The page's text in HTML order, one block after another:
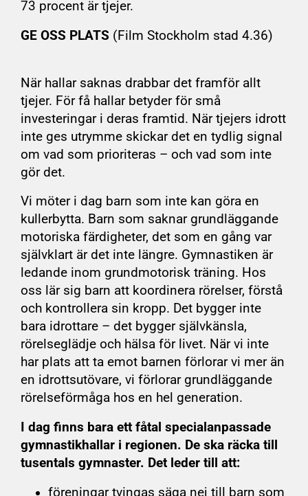
73 procent är tjejer.
GE OSS PLATS (Film Stockholm stad 4.36)
När hallar saknas drabbar det framför allt
tjejer. För få hallar betyder för små
investeringar i deras framtid. När tjejers idrott
inte ges utrymme skickar det en tydlig signal
om vad som prioriteras – och vad som inte
gör det.
Vi möter i dag barn som inte kan göra en
kullerbytta. Barn som saknar grundläggande
motoriska färdigheter, det som en gång var
självklart är det inte längre. Gymnastiken är
ledande inom grundmotorisk träning. Hos
oss lär sig barn att koordinera rörelser, förstå
och kontrollera sin kropp. Det bygger inte
bara idrottare – det bygger självkänsla,
rörelseglädje och hälsa för livet. När vi inte
har plats att ta emot barnen förlorar vi mer än
en idrottsutövare, vi förlorar grundläggande
rörelseförmåga hos en hel generation.
I dag finns bara ett fåtal specialanpassade
gymnastikhallar i regionen. De ska räcka till
tusentals gymnaster. Det leder till att:
föreningar tvingas säga nej till barn som